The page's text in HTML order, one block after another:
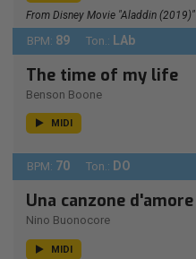
From Disney Movie "Aladdin (2019)"
BPM: 89 Ton.: LAb
The time of my life
Benson Boone
MIDI
BPM: 70 Ton.: DO
Una canzone d'amore
Nino Buonocore
MIDI